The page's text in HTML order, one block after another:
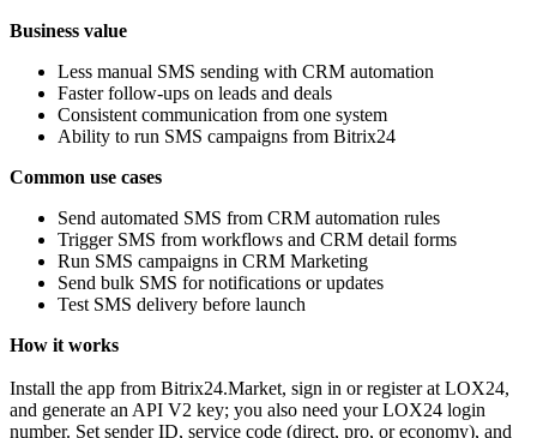
Business value
Less manual SMS sending with CRM automation
Faster follow‑ups on leads and deals
Consistent communication from one system
Ability to run SMS campaigns from Bitrix24
Common use cases
Send automated SMS from CRM automation rules
Trigger SMS from workflows and CRM detail forms
Run SMS campaigns in CRM Marketing
Send bulk SMS for notifications or updates
Test SMS delivery before launch
How it works
Install the app from Bitrix24.Market, sign in or register at LOX24,
and generate an API V2 key; you also need your LOX24 login
number. Set sender ID, service code (direct, pro, or economy), and